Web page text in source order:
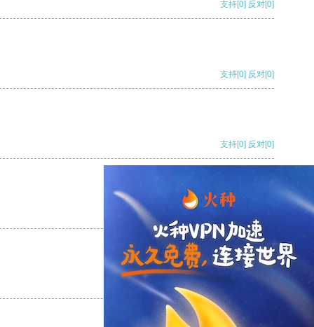
支持[0] 反对[0]
支持[0] 反对[0]
支持[0] 反对[0]
反对